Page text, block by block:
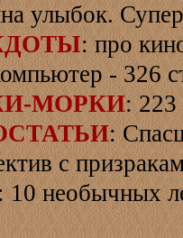
улыбок.
: про
- 326
МОРКИ: 223
:
с
10 необычных